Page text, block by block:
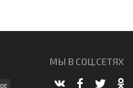
МЫ В СОЦ.СЕТЯХ